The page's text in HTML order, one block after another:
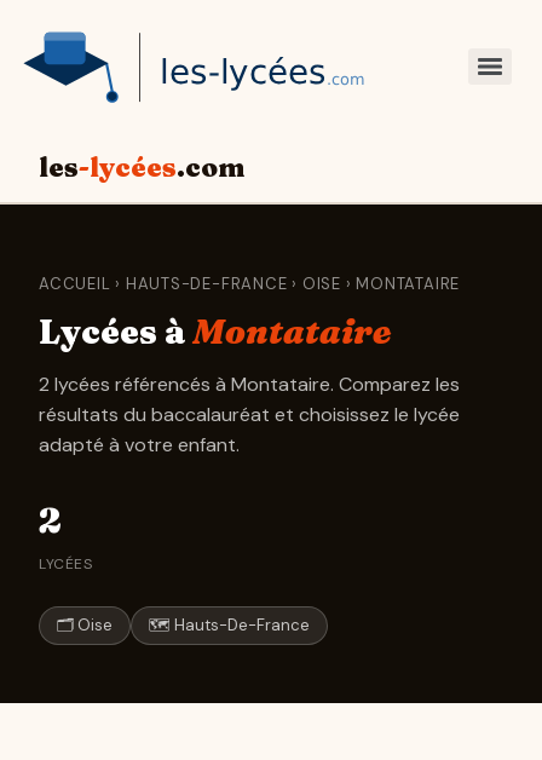
les-lycées.com
ACCUEIL › HAUTS-DE-FRANCE › OISE › MONTATAIRE
Lycées àMontataire
2 lycées référencés à Montataire. Comparez les
résultats du baccalauréat et choisissez le lycée
adapté à votre enfant.
2
LYCÉES
🗂 Oise 🗺 Hauts-De-France